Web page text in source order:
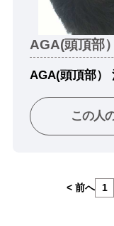
AGA(頭頂部
AGA(頭頂部）
この人
< 前へ 1